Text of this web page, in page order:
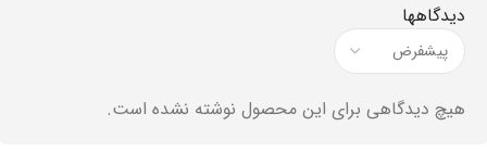
دیدگاهها
هیچ دیدگاهی برای این محصول نوشته نشده است.